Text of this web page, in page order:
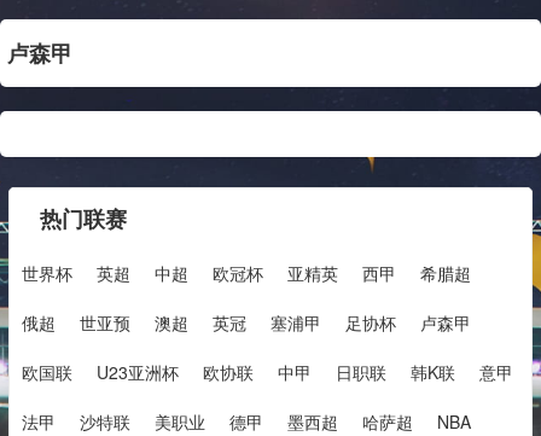
卢森甲
热门联赛
世界杯 英超 中超 欧冠杯 亚精英 西甲 希腊超
俄超 世亚预 澳超 英冠 塞浦甲 足协杯 卢森甲
欧国联 U23亚洲杯 欧协联 中甲 日职联 韩K联 意甲
法甲 沙特联 美职业 德甲 墨西超 哈萨超 NBA